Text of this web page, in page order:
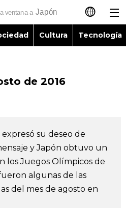
日本語
العربية
Русский
Cultura Tecnología
de 2016
su deseo de
y Japón obtuvo un
los Juegos Olímpicos de
algunas de las
del mes de agosto en